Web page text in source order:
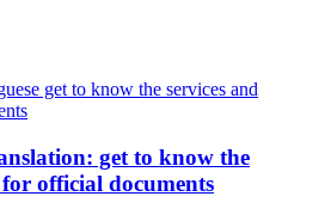
get to know the
for official documents